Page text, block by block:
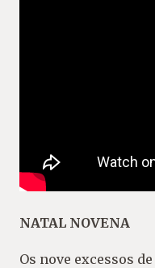
NATAL NOVENA
Os nove excessos